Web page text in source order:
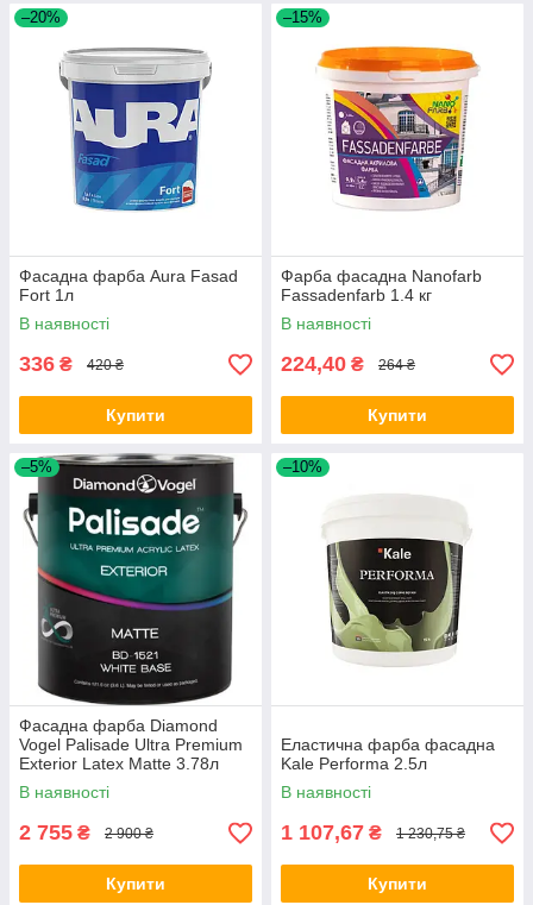
–20%
Фасадна фарба Aura Fasad
Fort 1л
В наявності
336 ₴ 420 ₴
Купити
–15%
Фарба фасадна Nanofarb
Fassadenfarb 1.4 кг
В наявності
224,40 ₴ 264 ₴
Купити
–5%
Фасадна фарба Diamond
Vogel Palisade Ultra Premium
Exterior Latex Matte 3.78л
В наявності
2 755 ₴ 2 900 ₴
Купити
–10%
Еластична фарба фасадна
Kale Performa 2.5л
В наявності
1 107,67 ₴ 1 230,75 ₴
Купити